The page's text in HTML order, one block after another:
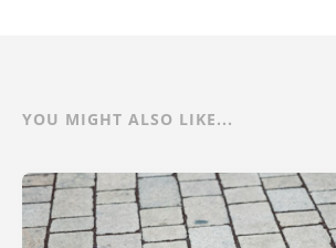
YOU MIGHT ALSO LIKE...